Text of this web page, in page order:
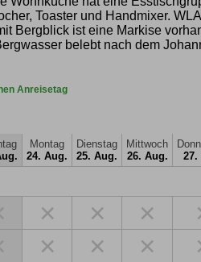
Toaster und Handmixer.
Bergblick ist eine Markise
belebt nach dem
Anreisetag
Montag
24. Aug.
Dienstag
25. Aug.
Mittwoch
26. Aug.
27.
× × ×
× × ×